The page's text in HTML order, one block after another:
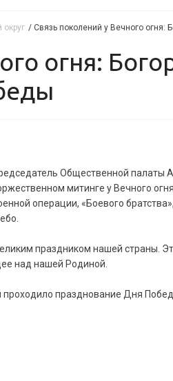
округ / Связь поколений у Вечного огня:
Общественной палаты
митинге у Вечного
операции, «Боевого
праздником нашей страны.
над нашей Родиной.
празднование Дня